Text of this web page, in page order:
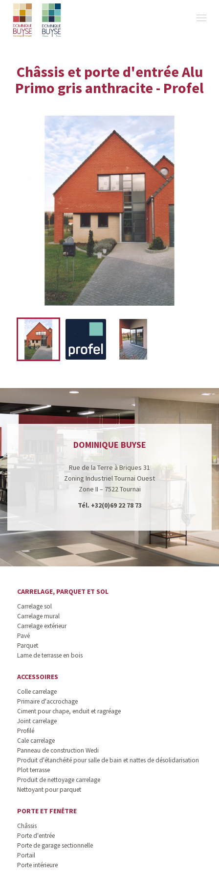
Châssis et porte d'entrée Alu
Primo gris anthracite - Profel
DOMINIQUE BUYSE
Rue de la Terre à Briques 31
Zoning Industriel Tournai Ouest
Zone II – 7522 Tournai
Tél. +32(0)69 22 78 73
CARRELAGE, PARQUET ET SOL
Carrelage sol
Carrelage mural
Carrelage extérieur
Pavé
Parquet
Lame de terrasse en bois
ACCESSOIRES
Colle carrelage
Primaire d'accrochage
Ciment pour chape, enduit et ragréage
Joint carrelage
Profilé
Cale carrelage
Panneau de construction Wedi
Produit d'étanchéité pour salle de bain et nattes de désolidarisation
Plot terrasse
Produit de nettoyage carrelage
Nettoyant pour parquet
PORTE ET FENÊTRE
Châssis
Porte d'entrée
Porte de garage sectionnelle
Portail
Porte intérieure